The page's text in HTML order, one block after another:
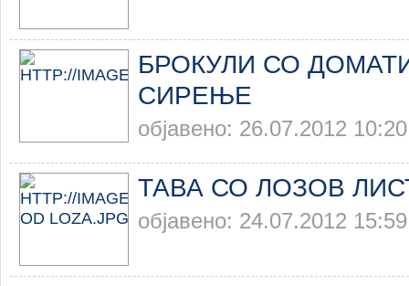
БРОКУЛИ СО
СИРЕЊЕ
објавено: 26.07.2012 10:20
ТАВА СО ЛОЗОВ
објавено: 24.07.2012 15:59